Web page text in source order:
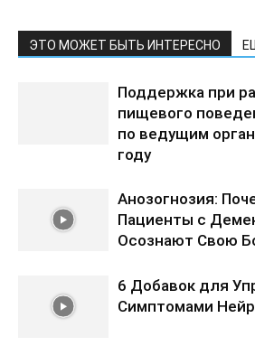
ЭТО МОЖЕТ БЫТЬ ИНТЕРЕСНО
Поддержка при
пищевого
по ведущим
году
Анозогнозия:
Пациенты с
Осознают Свою
6 Добавок для
Симптомами